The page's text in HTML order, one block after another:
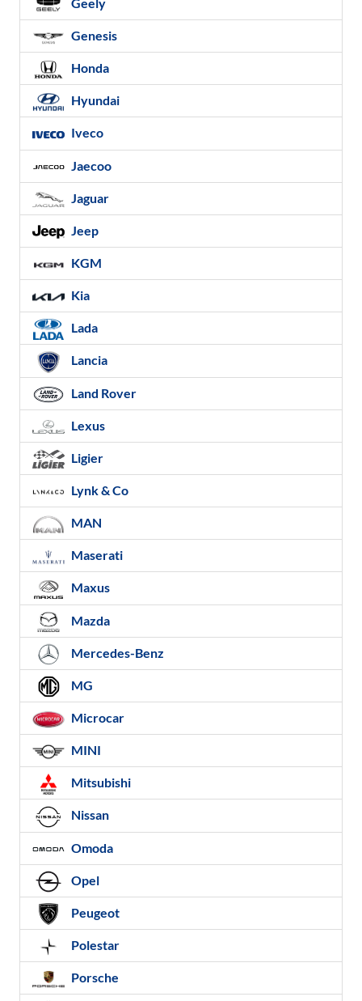
Genesis
Honda
Hyundai
Iveco
Jaecoo
Jaguar
Jeep
KGM
Kia
Lada
Lancia
Land Rover
Lexus
Ligier
Lynk & Co
MAN
Maserati
Maxus
Mazda
Mercedes-Benz
MG
Microcar
MINI
Mitsubishi
Nissan
Omoda
Opel
Peugeot
Polestar
Porsche